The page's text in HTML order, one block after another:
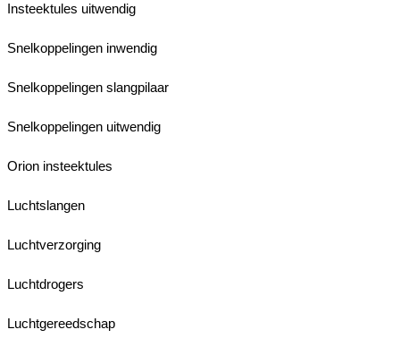
Insteektules uitwendig
Snelkoppelingen inwendig
Snelkoppelingen slangpilaar
Snelkoppelingen uitwendig
Orion insteektules
Luchtslangen
Luchtverzorging
Luchtdrogers
Luchtgereedschap